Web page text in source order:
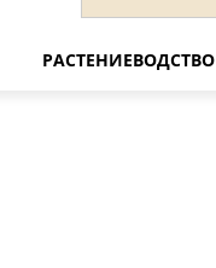
РАСТЕНИЕВОДСТВО